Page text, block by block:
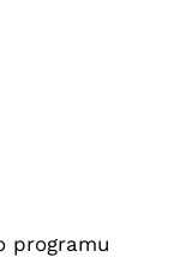
programu